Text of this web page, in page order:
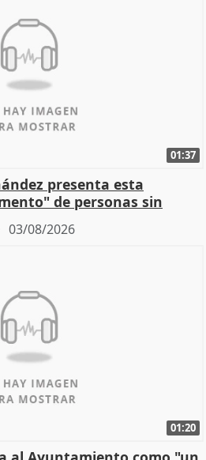
01:37
presenta esta
de personas sin
03/08/2026
01:20